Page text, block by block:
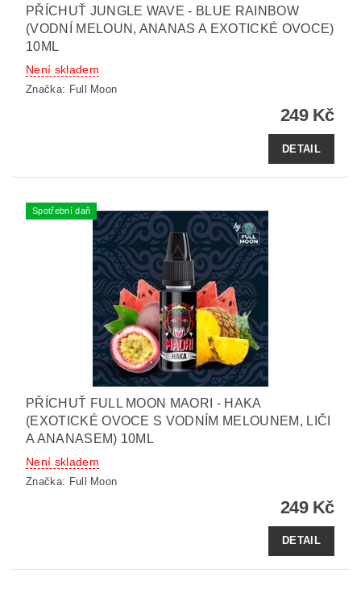
PŘÍCHUŤ JUNGLE WAVE - BLUE RAINBOW
(VODNÍ MELOUN, ANANAS A EXOTICKÉ OVOCE)
10ML
Není skladem
Značka: Full Moon
249 Kč
DETAIL
Spotřební daň
PŘÍCHUŤ FULL MOON MAORI - HAKA
(EXOTICKÉ OVOCE S VODNÍM MELOUNEM, LIČI
A ANANASEM) 10ML
Není skladem
Značka: Full Moon
249 Kč
DETAIL